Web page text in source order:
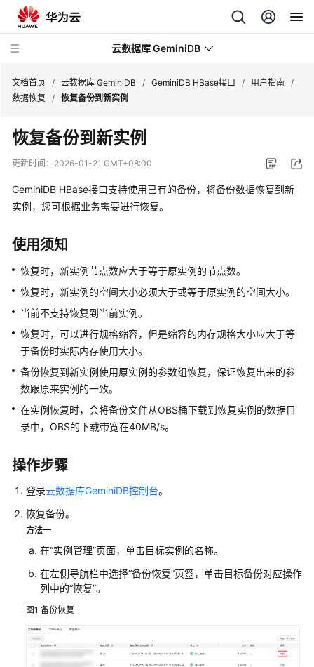
云数据库 GeminiDB
最
新
动
服
公
告
品
介
绍
Redis
接
口
Influx
接
口
GeminiDB
Cassandra
接
兼
容
DynamoDB
文档首页 / 云数据库 GeminiDB / GeminiDB HBase接口 / 用户指南 /
数据恢复
/ 恢复备份到新实例
恢复备份到新实例
更新时间： 2026-01-21 GMT+08:00
GeminiDB HBase接口支持使用已有的备份，将备份数据恢复到新
实例， 您可根据业务需要进行恢复。
使用须知
恢复时，新实例节点数应大于等于原实例的节点数。
恢复时，新实例的空间大小必须大于或等于原实例的空间大小。
当前不支持恢复到当前实例。
恢复时，可以进行规格缩容，但是缩容的内存规格大小应大于等
于备份时实际内存使用大小。
备份恢复到新实例使用原实例的参数组恢复，保证恢复出来的参
数跟原来实例的一致。
在实例恢复时，会将备份文件从OBS桶下载到恢复实例的数据目
录中，OBS的下载带宽在40MB/s。
操作步骤
登录云数据库GeminiDB控制台。
恢复备份。
方法一
在“实例管理”页面，单击目标实例的名称。
在左侧导航栏中选择“备份恢复”页签，单击目标备份对应操作
列中的“恢复”。
图1 备份恢复